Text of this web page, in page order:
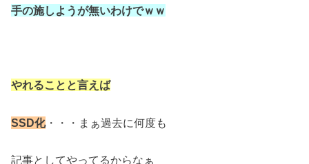
手の施しようが無いわけでｗｗ
やれることと言えば
SSD化・・・まぁ過去に何度も
記事としてやってるからなぁ